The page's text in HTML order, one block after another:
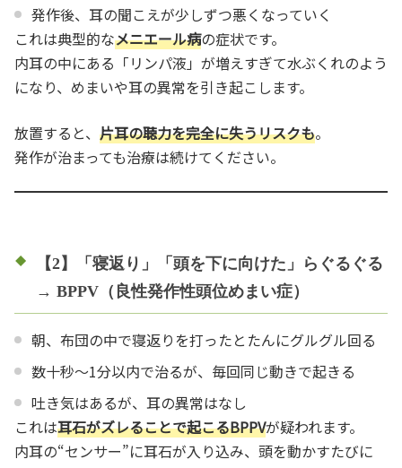
発作後、耳の聞こえが少しずつ悪くなっていく
これは典型的なメニエール病の症状です。
内耳の中にある「リンパ液」が増えすぎて水ぶくれのよう
になり、めまいや耳の異常を引き起こします。
放置すると、 片耳の聴力を完全に失うリスクも。
発作が治まっても治療は続けてください。
【2】「寝返り」「頭を下に向けた」らぐるぐる
→ BPPV（良性発作性頭位めまい症）
朝、布団の中で寝返りを打ったとたんにグルグル回る
数十秒〜1分以内で治るが、毎回同じ動きで起きる
吐き気はあるが、耳の異常はなし
これは耳石がズレることで起こるBPPVが疑われます。
内耳の“センサー”に耳石が入り込み、頭を動かすたびに